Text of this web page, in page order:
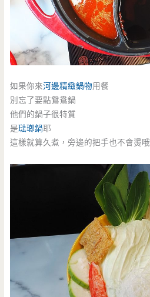
如果你來河邊精緻鍋物用餐
別忘了要點鴛鴦鍋
他們的鍋子很特質
是琺瑯鍋耶
這樣就算久煮，旁邊的把手也不會燙哦